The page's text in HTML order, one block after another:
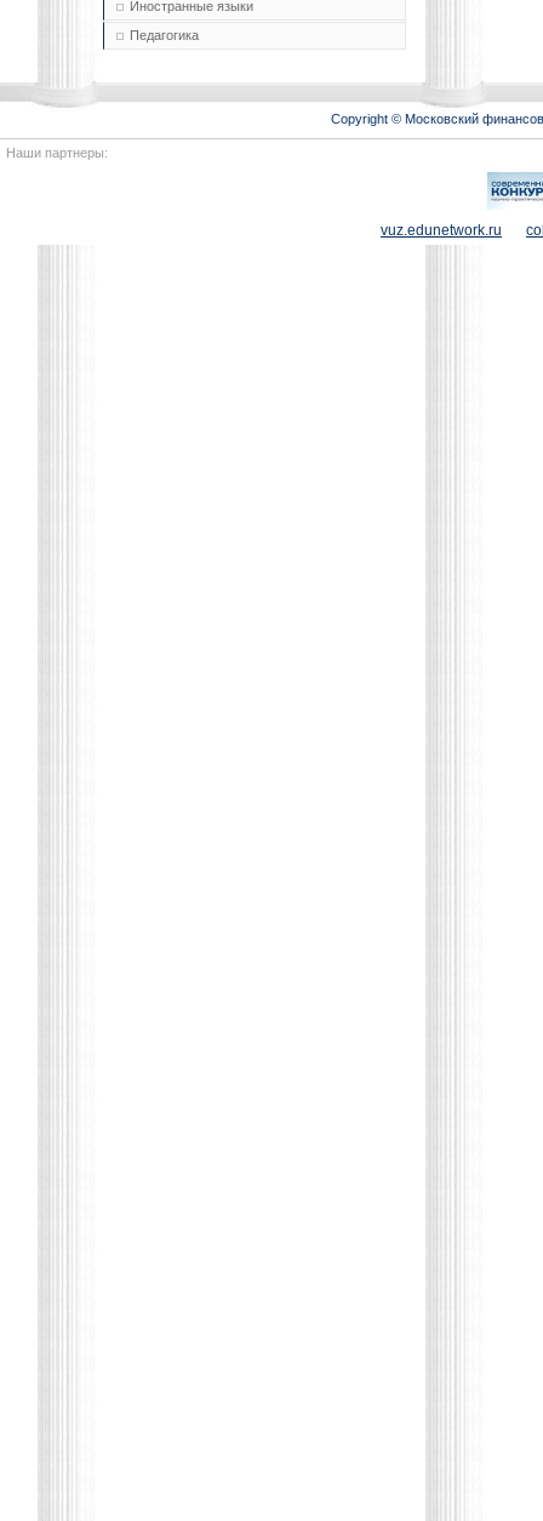
Иностранные языки
Педагогика
Copyright © Московский
Наши партнеры:
vuz.edunetwork.ru